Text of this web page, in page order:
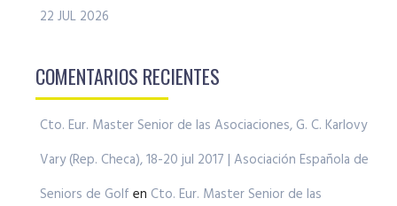
22 JUL 2026
COMENTARIOS RECIENTES
Cto. Eur. Master Senior de las Asociaciones, G. C. Karlovy
Vary (Rep. Checa), 18-20 jul 2017 | Asociación Española de
Seniors de Golf en Cto. Eur. Master Senior de las